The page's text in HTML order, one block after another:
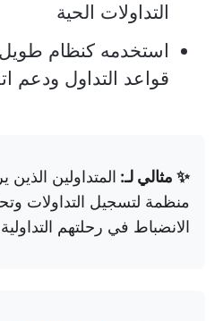
التداولات الحية
استخدمه كنظام
قواعد التداول ودعم
✨ مثالي لـ: المتداولين
منظمة لتسجيل التداولات
الانضباط في رحلتهم